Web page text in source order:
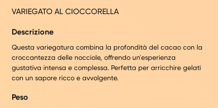
VARIEGATO AL CIOCCORELLA
Descrizione
Questa variegatura combina la profondità del cacao con la
croccantezza delle nocciole, offrendo un'esperienza
gustativa intensa e complessa. Perfetta per arricchire gelati
con un sapore ricco e avvolgente.
Peso